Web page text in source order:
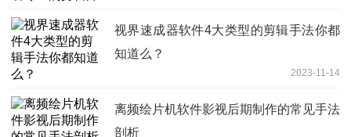
视界速成器软件4大类型的剪辑手法你都
知道么？
2023-11-14
离频绘片机软件影视后期制作的常见手法
剖析